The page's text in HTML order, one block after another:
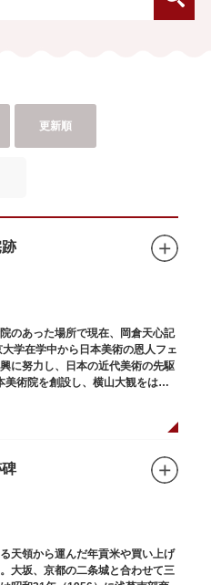
更新順
のあった場所で現在、岡倉天心記
学在学中から日本美術の恩人フェ
に努力し、日本の近代美術の先駆
術院を創設し、横山大観をはじ
天領から運んだ年貢米や買い上げ
大坂、京都の二条城と合わせて三